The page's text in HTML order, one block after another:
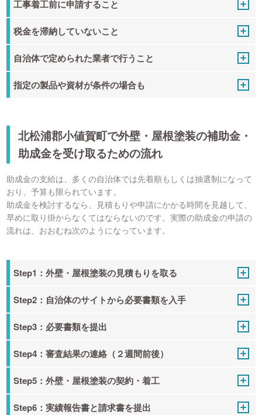
工事着工前に申請すること
税金を滞納していないこと
自治体で定められた業者で行うこと
指定の製品や資材が条件の場合も
北松浦郡小値賀町で外壁・屋根塗装の補助金・
助成金を受け取るための流れ
助成金の支給は、多くの自治体では先着順もしくは抽選制になって
おり、予算も限られています。
助成金を検討するなら、見積もりや申請にかかる時間を見越して、
早めに取り掛からなくてはならないのです。実際の助成金の申請の
流れは、おおむね次のようになっています。
Step1：外壁・屋根塗装の見積もりを取る
Step2：自治体のサイトから必要書類を入手
Step3：必要書類を提出
Step4：審査結果の連絡（２週間前後）
Step5：外壁・屋根塗装の契約・着工
Step6：実績報告書と請求書を提出